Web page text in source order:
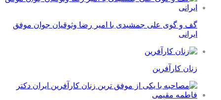
گف و گوی علی جمشیدی با امیر رضا وثوقیان جوان موفق
ایرانی
زنان کارآفرین